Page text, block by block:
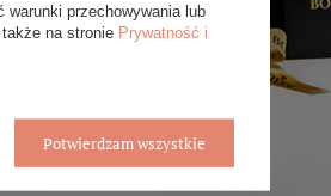
warunki przechowywania lub
na stronie Prywatność i
Potwierdzam wszystkie